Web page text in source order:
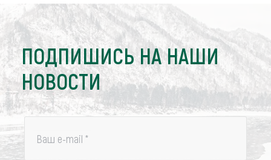
ПОДПИШИСЬ НА НАШИ
НОВОСТИ
Ваш e-mail *